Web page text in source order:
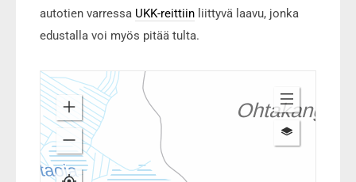
autotien varressa UKK-reittiin liittyvä laavu, jonka
edustalla voi myös pitää tulta.